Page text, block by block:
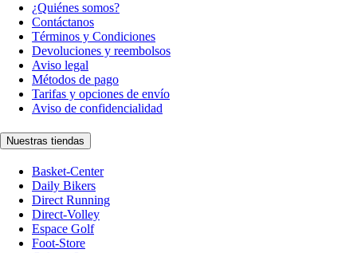
¿Quiénes somos?
Contáctanos
Términos y Condiciones
Devoluciones y reembolsos
Aviso legal
Métodos de pago
Tarifas y opciones de envío
Aviso de confidencialidad
Nuestras tiendas
Basket-Center
Daily Bikers
Direct Running
Direct-Volley
Espace Golf
Foot-Store